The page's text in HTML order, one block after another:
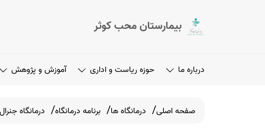
بیمارستان محب کوثر
درباره ما حوزه ریاست و اداری آموزش و پژوهش
صفحه اصلی درمانگاه ها برنامه درمانگاه درمانگاه جنرال